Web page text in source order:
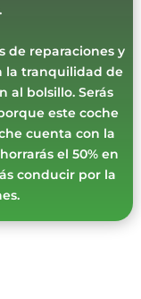
de reparaciones y
la tranquilidad de
al bolsillo. Serás
este coche
cuenta con la
el 50% en
conducir por la